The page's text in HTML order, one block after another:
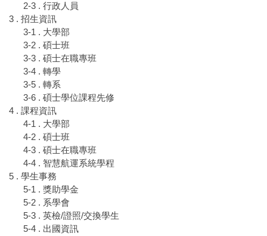
2-3 . 行政人員
3 . 招生資訊
3-1 . 大學部
3-2 . 碩士班
3-3 . 碩士在職專班
3-4 . 轉學
3-5 . 轉系
3-6 . 碩士學位課程先修
4 . 課程資訊
4-1 . 大學部
4-2 . 碩士班
4-3 . 碩士在職專班
4-4 . 智慧航運系統學程
5 . 學生事務
5-1 . 獎助學金
5-2 . 系學會
5-3 . 英檢/證照/交換學生
5-4 . 出國資訊